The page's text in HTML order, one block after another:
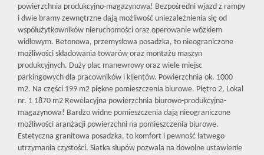
powierzchnia produkcyjno-magazynowa! Bezpośredni wjazd z rampy
i dwie bramy zewnętrzne dają możliwość uniezależnienia się od
współużytkowników nieruchomości oraz operowanie wózkiem
widłowym. Betonowa, przemysłowa posadzka, to nieograniczone
możliwości składowania towarów oraz montażu maszyn
produkcyjnych. Duży plac manewrowy oraz wiele miejsc
parkingowych dla pracowników i klientów. Powierzchnia ok. 1000
m2. Na części 199 m2 piękne pomieszczenia biurowe. Piętro 2, Lokal
nr. 1 1870 m2 Rewelacyjna powierzchnia biurowo-produkcyjna-
magazynowa! Bardzo widne pomieszczenia dają nieograniczone
możliwości aranżacji powierzchni na pomieszczenia biurowe.
Estetyczna granitowa posadzka, to komfort i pewność łatwego
utrzymania czystości. Siatka słupów pozwala na dowolne ustawienie